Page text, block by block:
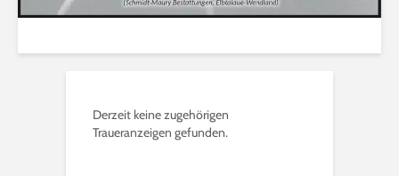
Derzeit keine zugehörigen
Traueranzeigen gefunden.